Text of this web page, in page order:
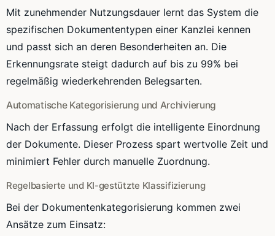
Mit zunehmender Nutzungsdauer lernt das System die
spezifischen Dokumententypen einer Kanzlei kennen
und passt sich an deren Besonderheiten an. Die
Erkennungsrate steigt dadurch auf bis zu 99% bei
regelmäßig wiederkehrenden Belegsarten.
Automatische Kategorisierung und Archivierung
Nach der Erfassung erfolgt die intelligente Einordnung
der Dokumente. Dieser Prozess spart wertvolle Zeit und
minimiert Fehler durch manuelle Zuordnung.
Regelbasierte und KI-gestützte Klassifizierung
Bei der Dokumentenkategorisierung kommen zwei
Ansätze zum Einsatz: